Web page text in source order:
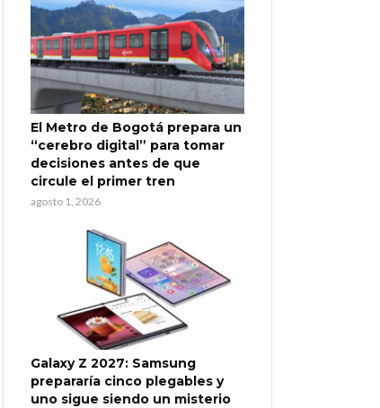
El Metro de Bogotá prepara un
“cerebro digital” para tomar
decisiones antes de que
circule el primer tren
agosto 1, 2026
Galaxy Z 2027: Samsung
prepararía cinco plegables y
uno sigue siendo un misterio